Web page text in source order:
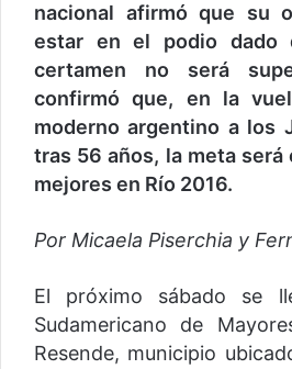
nacional afirmó que su
estar en el podio dado
certamen no será
confirmó que, en la
moderno argentino a los
tras 56 años, la meta
mejores en Río 2016.
Por Micaela Piserchia y
El próximo sábado se
Sudamericano de
Resende, municipio